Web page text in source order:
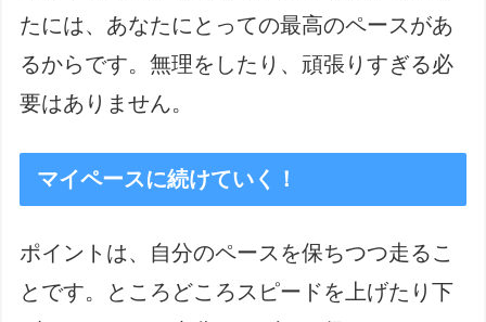
たには、あなたにとっての最高のペースがあ
るからです。無理をしたり、頑張りすぎる必
要はありません。
マイペースに続けていく！
ポイントは、自分のペースを保ちつつ走るこ
とです。ところどころスピードを上げたり下